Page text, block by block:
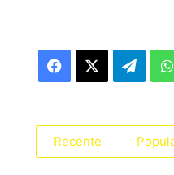
r
a
c
e
l
e
Recente